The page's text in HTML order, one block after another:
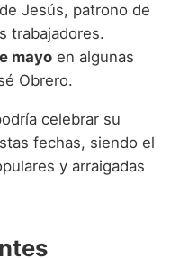
Jesús, patrono de
trabajadores.
mayo en algunas
Obrero.
celebrar su
fechas, siendo el
y arraigadas